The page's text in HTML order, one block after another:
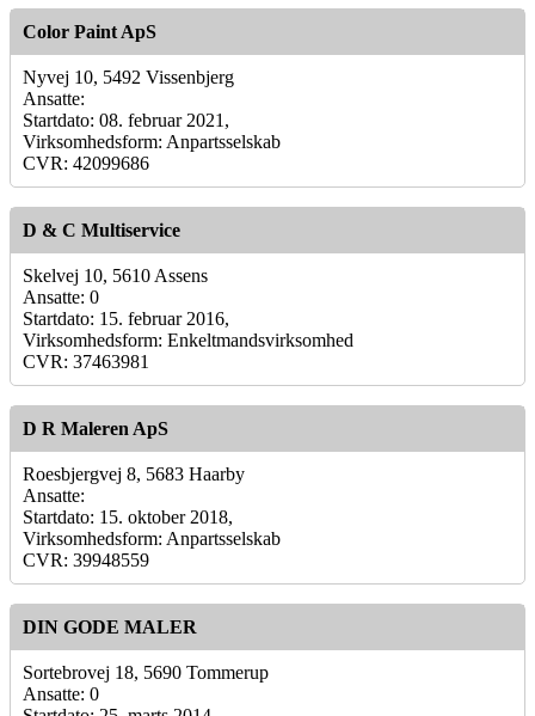
Color Paint ApS
Nyvej 10, 5492 Vissenbjerg
Ansatte:
Startdato: 08. februar 2021,
Virksomhedsform: Anpartsselskab
CVR: 42099686
D & C Multiservice
Skelvej 10, 5610 Assens
Ansatte: 0
Startdato: 15. februar 2016,
Virksomhedsform: Enkeltmandsvirksomhed
CVR: 37463981
D R Maleren ApS
Roesbjergvej 8, 5683 Haarby
Ansatte:
Startdato: 15. oktober 2018,
Virksomhedsform: Anpartsselskab
CVR: 39948559
DIN GODE MALER
Sortebrovej 18, 5690 Tommerup
Ansatte: 0